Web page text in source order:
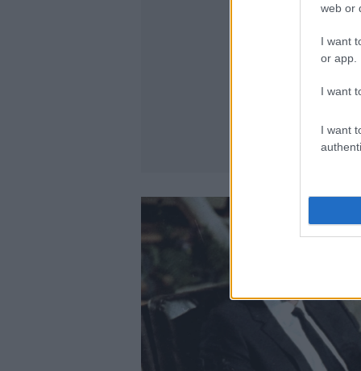
web or
I want
or app.
I want
I want